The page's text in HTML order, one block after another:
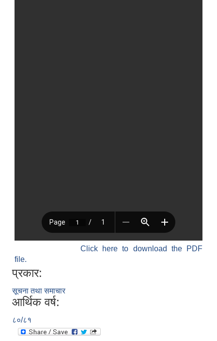
Click here to download the PDF
file.
प्रकार:
सूचना तथा समाचार
आर्थिक वर्ष:
८०/८१